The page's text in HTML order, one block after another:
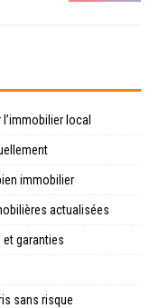
local
immobilier
actualisées
garanties
sans risque